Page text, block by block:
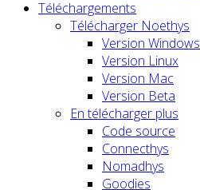
Téléchargements
Télécharger Noethys
Version Windows
Version Linux
Version Mac
Version Beta
En télécharger plus
Code source
Connecthys
Nomadhys
Goodies